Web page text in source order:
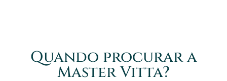
Quando procurar a
Master Vitta?